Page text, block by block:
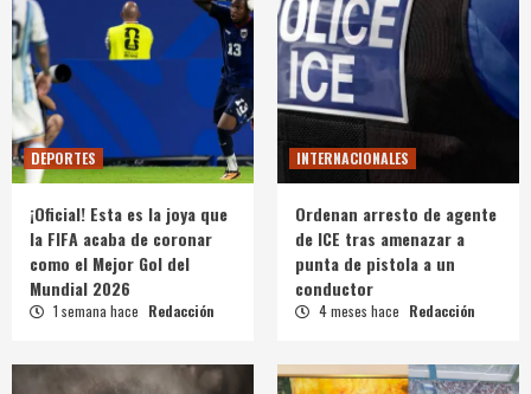
DEPORTES
¡Oficial! Esta es la joya que
la FIFA acaba de coronar
como el Mejor Gol del
Mundial 2026
1 semana hace Redacción
INTERNACIONALES
Ordenan arresto de agente
de ICE tras amenazar a
punta de pistola a un
conductor
4 meses hace Redacción